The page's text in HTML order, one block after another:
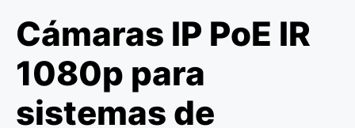
Cámaras IP PoE IR
1080p para
sistemas de